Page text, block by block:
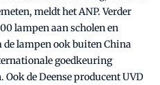
meldt het ANP. Verder
lampen aan scholen en
lampen ook buiten China
goedkeuring
de Deense producent UVD